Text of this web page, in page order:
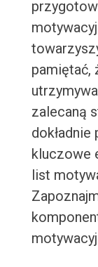
pamiętać,
zalecaną
kluczowe
list